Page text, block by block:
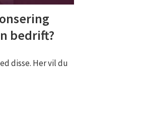
bedrift?
disse. Her vil du